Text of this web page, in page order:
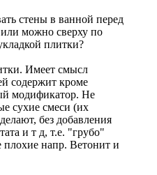
стены в ванной перед
можно сверху по
плитки?
Имеет смысл
содержит кроме
модификатор. Не
сухие смеси (их
без добавления
и т д, т.е. "грубо"
напр. Ветонит и